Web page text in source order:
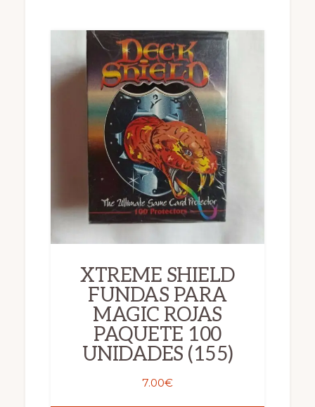
XTREME SHIELD
FUNDAS PARA
MAGIC ROJAS
PAQUETE 100
UNIDADES (155)
7.00€